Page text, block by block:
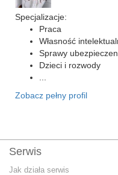
Specjalizacje:
Praca
Własność
Sprawy
Dzieci i rozwody
Zobacz pełny profil
Serwis
Jak działa serwis